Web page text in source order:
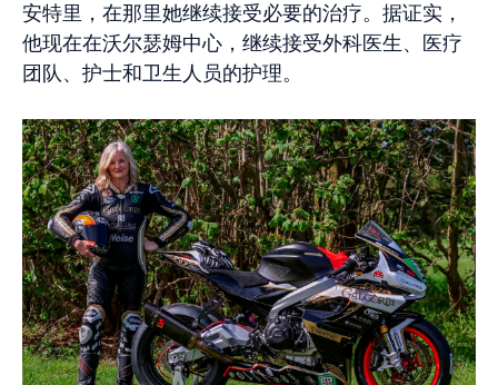
安特里，在那里她继续接受必要的治疗。据证实，
他现在在沃尔瑟姆中心，继续接受外科医生、医疗
团队、护士和卫生人员的护理。